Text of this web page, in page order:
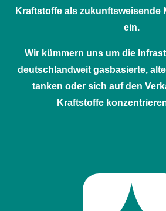
Kraftstoffe als zukunftsweisende
ein.
Wir kümmern uns um die
deutschlandweit gasbasierte,
tanken oder sich auf den
Kraftstoffe